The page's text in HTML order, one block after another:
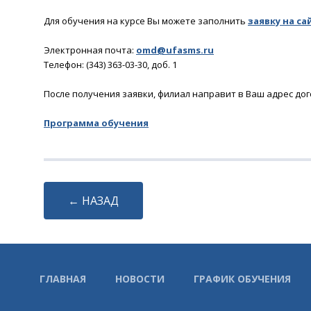
Для обучения на курсе Вы можете заполнить заявку на
Электронная почта: omd@ufasms.ru
Телефон: (343) 363-03-30, доб. 1
После получения заявки, филиал направит в Ваш адрес
Программа обучения
← НАЗАД
ГЛАВНАЯ НОВОСТИ ГРАФИК ОБУЧЕНИЯ